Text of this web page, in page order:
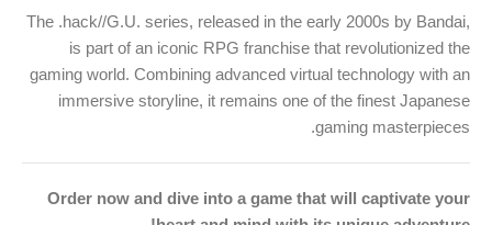
The .hack//G.U. series, released in the early 2000s by Bandai,
is part of an iconic RPG franchise that revolutionized the
gaming world. Combining advanced virtual technology with an
immersive storyline, it remains one of the finest Japanese
gaming masterpieces.
Order now and dive into a game that will captivate your